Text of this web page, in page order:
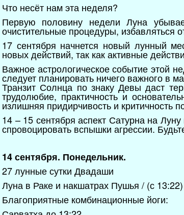
Что несёт нам эта неделя?
Первую половину недели Луна
очистительные процедуры, избавляться
17 сентября начнется новый лунный
новых действий, так как активные
Важное астрологическое событие этой
следует планировать ничего важного в
Транзит Солнца по знаку Девы даст
трудолюбие, практичность и
излишняя придирчивость и критичность
14 – 15 сентября аспект Сатурна на
спровоцировать вспышки агрессии.
14 сентября. Понедельник.
27 лунные сутки Двадаши
Луна в Раке и накшатрах Пушья / (с
Благоприятные комбинационные йоги: